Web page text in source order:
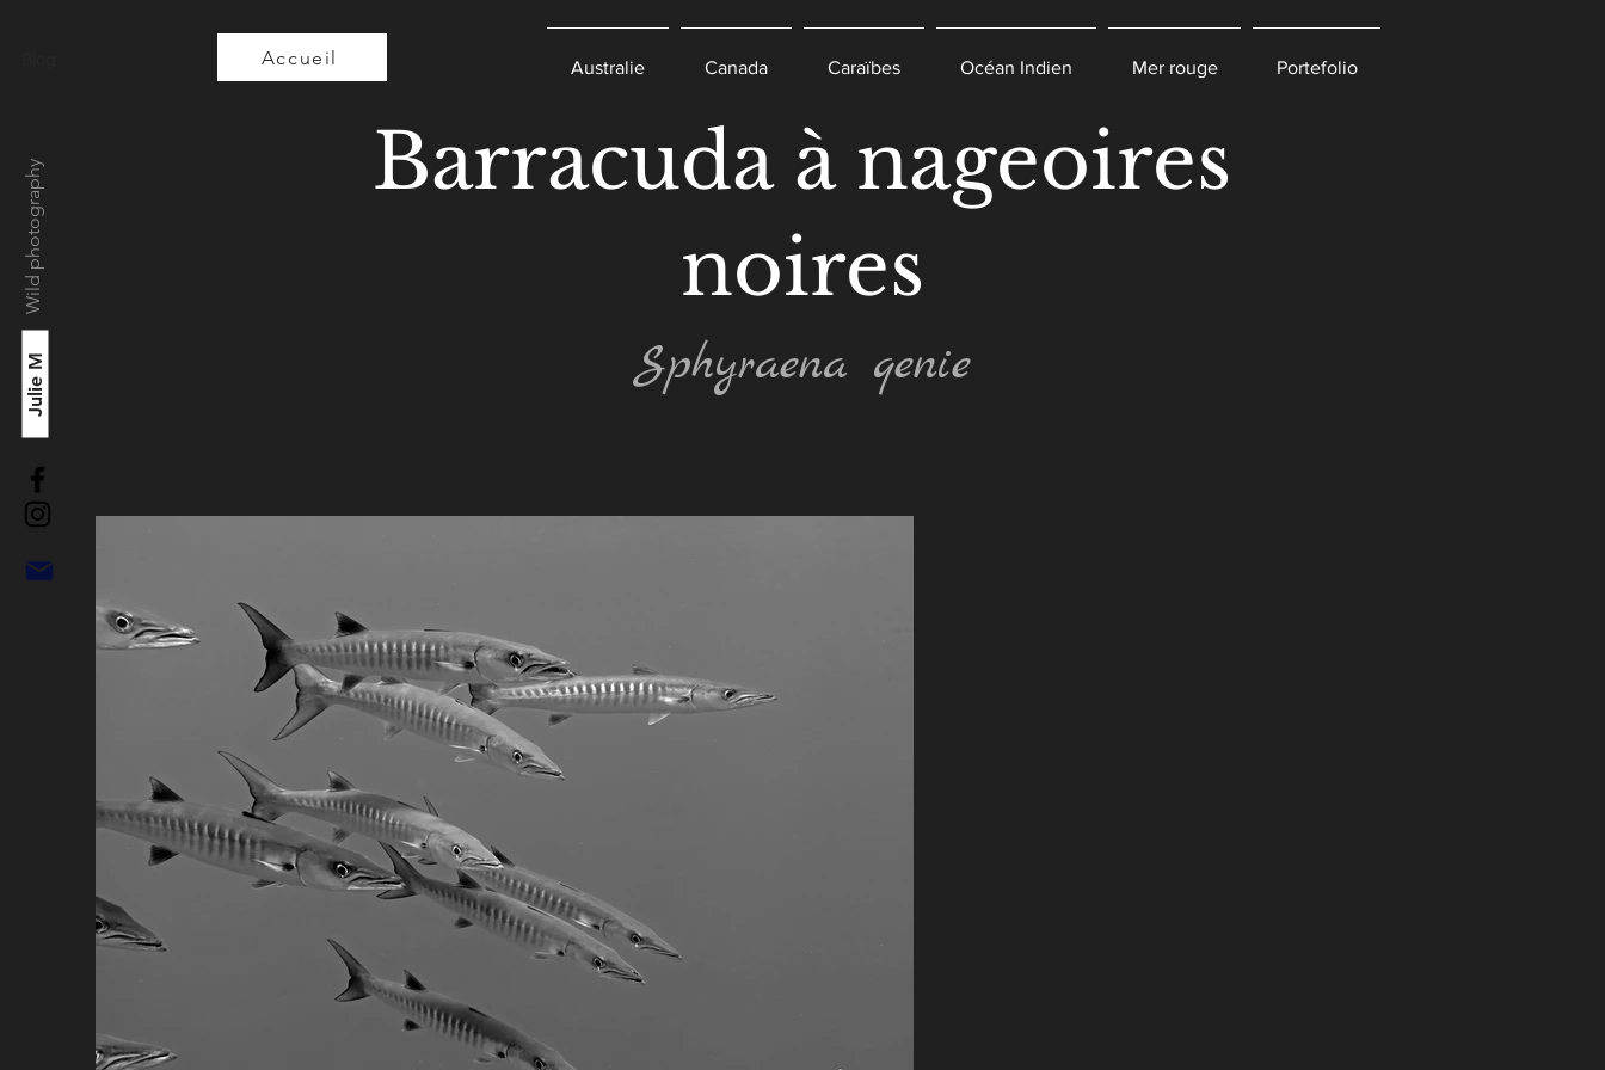
Wild photography
Julie M
Accueil Australie Canada Caraïbes Océan Indien Mer rouge Portefolio
Barracuda à nageoires
noires
Sphyraena qenie